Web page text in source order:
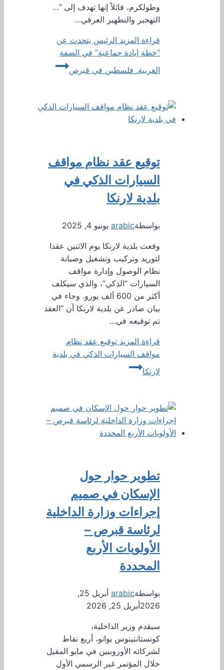
وطولكرم، قائلاً إنها تهدف إلى “…
التهجير والتطهير العرقي…
قراءة المزيد الرئيس يتحدث عن
“خطة إبادة جماعية” في الضفة
الغربية. فلسطين في قبرص
توقيع عقد نظام مواقف
السيارات الذكي في
بلدية لارنكا
بواسطةarabic يونيو 4, 2025
وقعت بلدية لارنكا يوم الاثنين عقدا
لتوريد وتركيب وتشغيل وصيانة
نظام الوصول وإدارة مواقف
السيارات “الذكي”، والذي سيكلف
أكثر من 600 ألف يورو. وجاء في
بيان صادر عن بلدية لارنكا أن “العقد
تم توقيعه في…
قراءة المزيد توقيع عقد نظام
مواقف السيارات الذكي في بلدية
لارنكا
تطوير حوار حول
الإسكان في صميم
إجراءات وزارة الداخلية
لرئاسة قبرص –
الأولويات الأربع
المحددة
بواسطةarabic
أبريل 25,
2026أبريل 25, 2026
سيقدم وزير الداخلية،
كونستانتينوس يوانو، أربع نقاط
لشركائه الأوروبيين في مايو المقبل
خلال المؤتمر غير الرسمي الأول